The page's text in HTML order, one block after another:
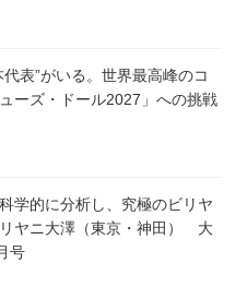
表”がいる。世界最高峰のコ
ーズ・ドール2027」への挑戦
学的に分析し、究極のビリヤ
ヤニ大澤（東京・神田） 大
号